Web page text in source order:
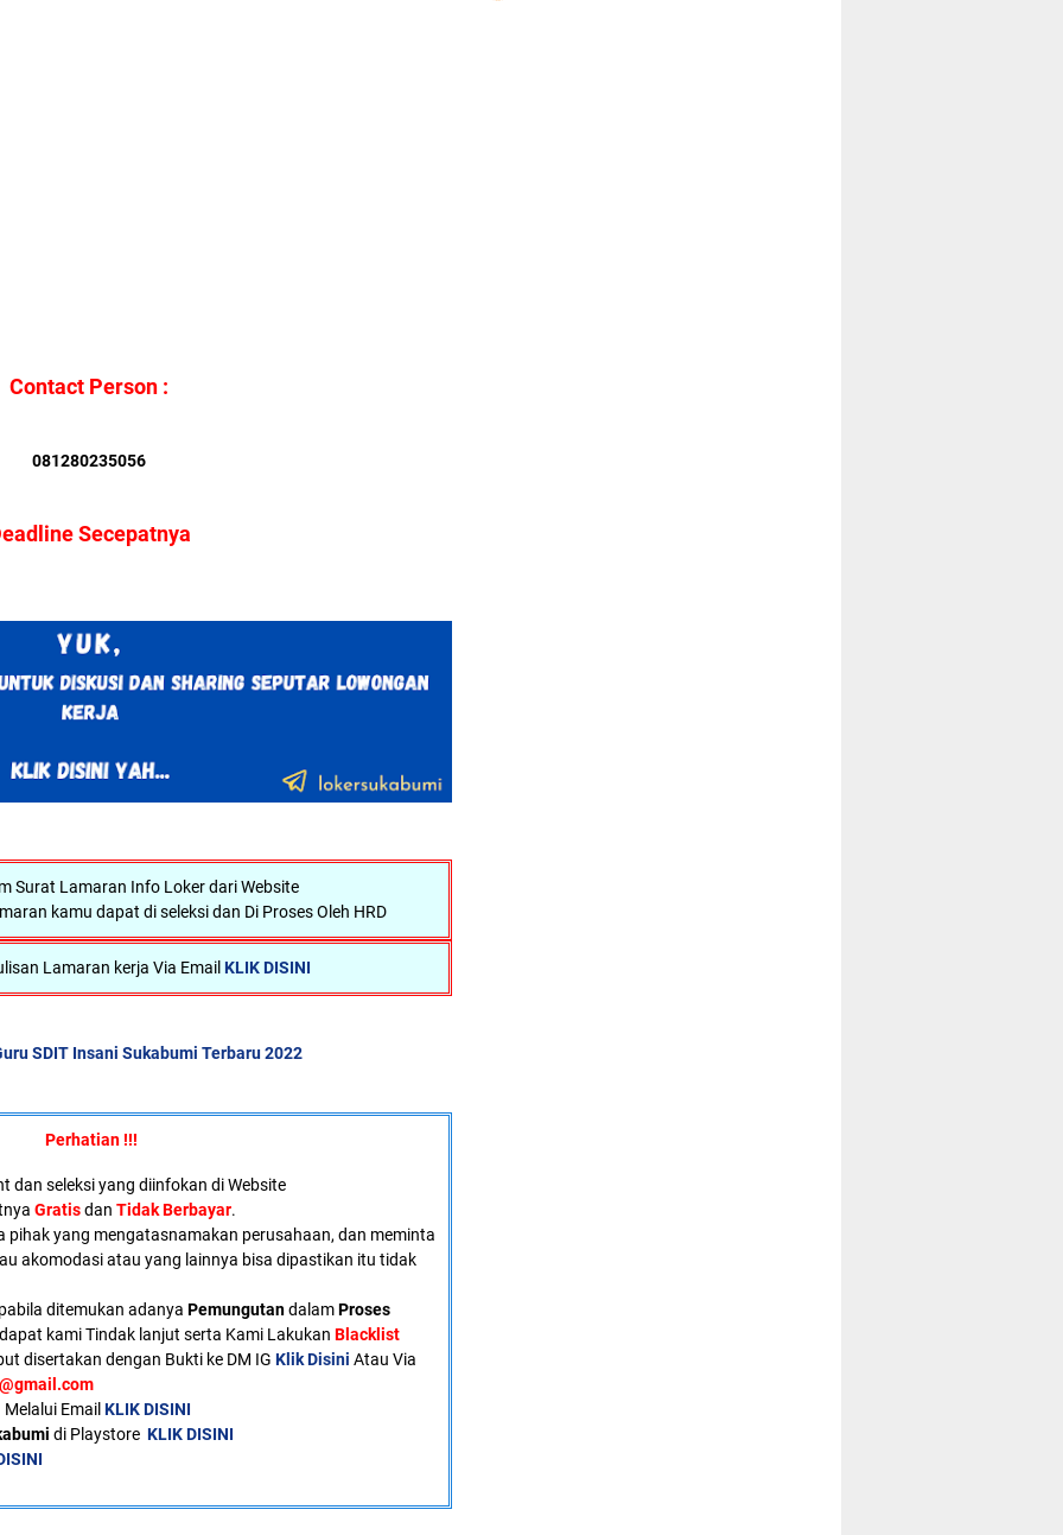
Contact Person :
081280235056
Secepatnya
Surat Lamaran Info Loker dari Website
kamu dapat di seleksi dan Di Proses Oleh HRD
Lamaran kerja Via EmailKLIK DISINI
SDIT Insani Sukabumi Terbaru 2022
Perhatian !!!
dan seleksi yang diinfokan di Website
Gratisdan Tidak Berbayar.
pihak yang mengatasnamakan perusahaan, dan meminta
akomodasi atau yang lainnya bisa dipastikan itu tidak
ditemukan adanya PemungutandalamProses
kami Tindak lanjut serta Kami Lakukan Blacklist
disertakan dengan Bukti ke DM IG Klik Disini Atau Via
Email KLIK DISINI
di Playstore KLIK DISINI